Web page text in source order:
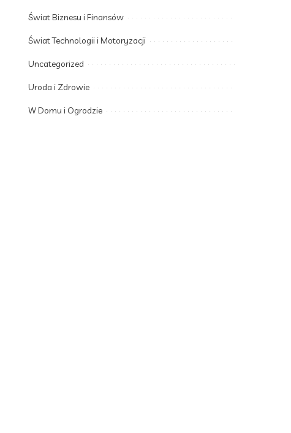
Świat Biznesu i Finansów
Świat Technologii i Motoryzacji
Uncategorized
Uroda i Zdrowie
W Domu i Ogrodzie